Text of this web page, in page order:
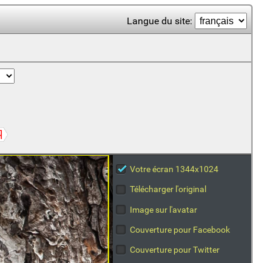
Langue du site:
Votre écran 1344x1024
Télécharger l'original
Image sur l'avatar
Couverture pour Facebook
Couverture pour Twitter